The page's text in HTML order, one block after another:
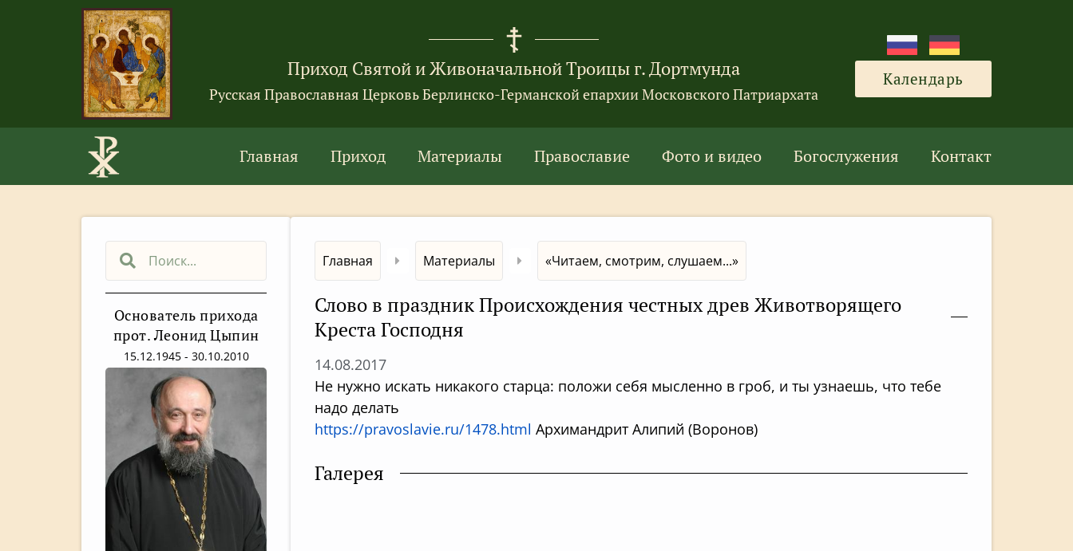
Приход Святой и Живоначальной Троицы г. Дортмунда
Русская Православная Церковь Берлинско-Германской епархии Московского Патриархата
Календарь
Главная Приход Материалы Православие Фото и видео Богослужения Контакт
Основатель прихода
прот. Леонид Цыпин
15.12.1945 - 30.10.2010
Главная Материалы «Читаем, смотрим, слушаем...»
Слово в праздник Происхождения честных древ Животворящего
Креста Господня
14.08.2017
Не нужно искать никакого старца: положи себя мысленно в гроб, и ты узнаешь, что тебе
надо делать
https://pravoslavie.ru/1478.html Архимандрит Алипий (Воронов)
Галерея